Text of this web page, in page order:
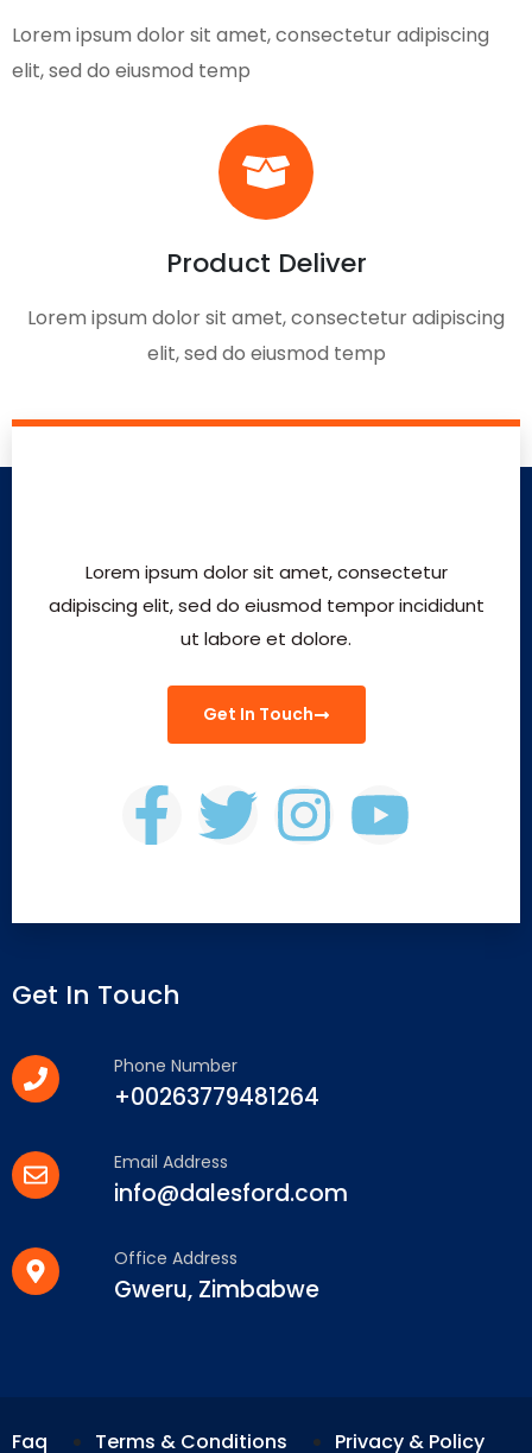
Lorem ipsum dolor sit amet, consectetur adipiscing
elit, sed do eiusmod temp
Product Deliver
Lorem ipsum dolor sit amet, consectetur adipiscing
elit, sed do eiusmod temp
Lorem ipsum dolor sit amet, consectetur
adipiscing elit, sed do eiusmod tempor incididunt
ut labore et dolore.
Get In Touch
Get In Touch
Phone Number
+00263779481264
Email Address
info@dalesford.com
Office Address
Gweru, Zimbabwe
Faq Terms & Conditions Privacy & Policy